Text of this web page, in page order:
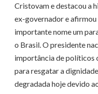
Cristovam e destacou a
ex-governador e afirmou
importante nome um
o Brasil. O presidente
importância de políticos
para resgatar a
degradada hoje devido